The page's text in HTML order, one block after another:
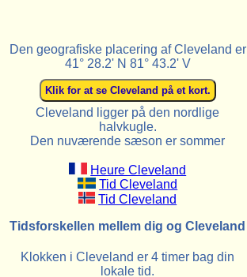
Den geografiske placering af Cleveland er
41° 28.2' N 81° 43.2' V
Cleveland ligger på den nordlige
halvkugle.
Den nuværende sæson er sommer
Heure Cleveland
Tid Cleveland
Tid Cleveland
Tidsforskellen mellem dig og Cleveland
Klokken i Cleveland er 4 timer bag din
lokale tid.